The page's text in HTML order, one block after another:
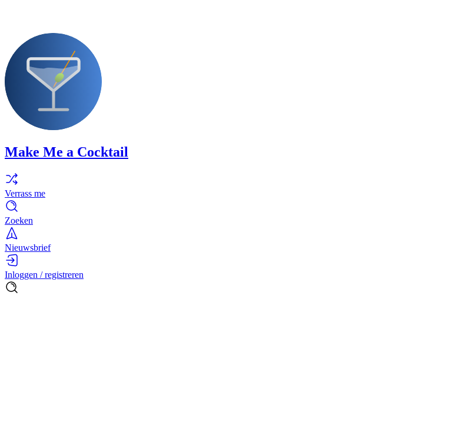
Make Me a Cocktail
Verrass me
Zoeken
Nieuwsbrief
Inloggen / registreren